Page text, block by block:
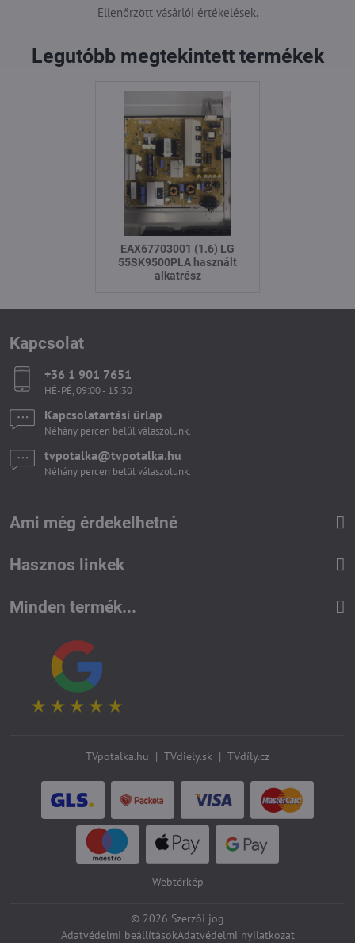
Ellenőrzött vásárlói értékelések.
Legutóbb megtekintett termékek
EAX67703001 (1.6) LG
55SK9500PLA használt
alkatrész
Kapcsolat
+36 1 901 7651
HÉ-PÉ, 09:00 - 15:30
Kapcsolatartási űrlap
Néhány percen belül válaszolunk.
tvpotalka​@tvpotalka​.hu
Néhány percen belül válaszolunk.
Ami még érdekelhetné
Hasznos linkek
Minden termék...
TVpotalka.hu | TVdiely.sk | TVdíly.cz
Webtérkép
© 2026 Szerzői jog
Adatvédelmi beállításokAdatvédelmi nyilatkozat